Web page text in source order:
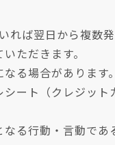
れば翌日から複数
ただきます。
る場合があります。
ート（クレジット
る行動・言動で